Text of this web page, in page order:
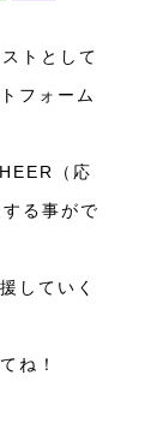
トとして
フォーム
（応
る事がで
していく
ね！